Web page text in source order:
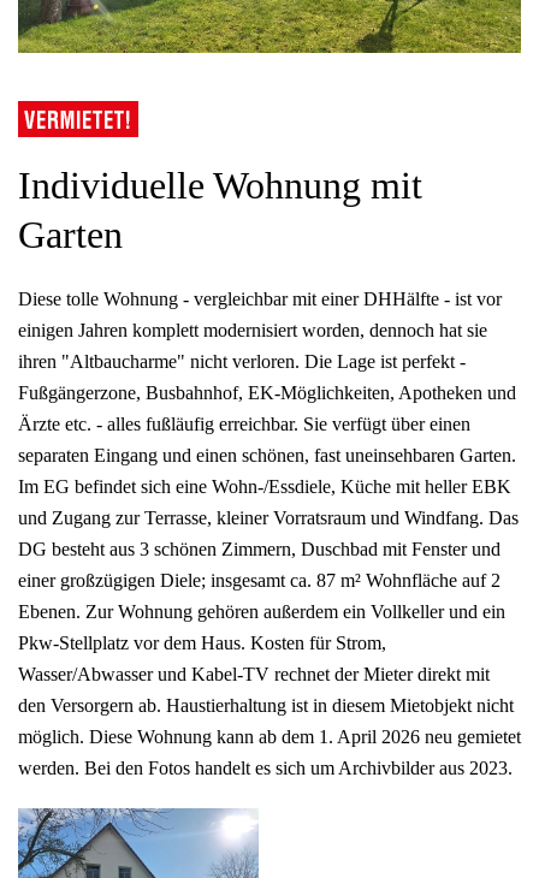
Individuelle Wohnung mit
Garten
Diese tolle Wohnung - vergleichbar mit einer DHHälfte - ist vor
einigen Jahren komplett modernisiert worden, dennoch hat sie
ihren "Altbaucharme" nicht verloren. Die Lage ist perfekt -
Fußgängerzone, Busbahnhof, EK-Möglichkeiten, Apotheken und
Ärzte etc. - alles fußläufig erreichbar. Sie verfügt über einen
separaten Eingang und einen schönen, fast uneinsehbaren Garten.
Im EG befindet sich eine Wohn-/Essdiele, Küche mit heller EBK
und Zugang zur Terrasse, kleiner Vorratsraum und Windfang. Das
DG besteht aus 3 schönen Zimmern, Duschbad mit Fenster und
einer großzügigen Diele; insgesamt ca. 87 m² Wohnfläche auf 2
Ebenen. Zur Wohnung gehören außerdem ein Vollkeller und ein
Pkw-Stellplatz vor dem Haus. Kosten für Strom,
Wasser/Abwasser und Kabel-TV rechnet der Mieter direkt mit
den Versorgern ab. Haustierhaltung ist in diesem Mietobjekt nicht
möglich. Diese Wohnung kann ab dem 1. April 2026 neu gemietet
werden. Bei den Fotos handelt es sich um Archivbilder aus 2023.